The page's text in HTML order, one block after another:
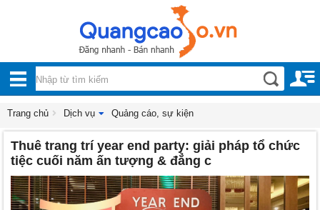
BỘ
DANH
MỤC
Nội, ngoại thất
Điện thoại, Viễn thông
Dịch vụ
Công nghiệp, xây dựng
Trang chủ Dịch vụ Quảng cáo, sự kiện
Thuê trang trí year end party: giải pháp tổ chức
tiệc cuối năm ấn tượng & đẳng c